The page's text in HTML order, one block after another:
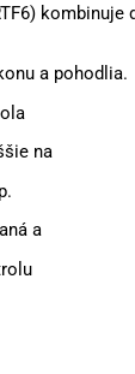
kombinuje
a pohodlia.
na
a